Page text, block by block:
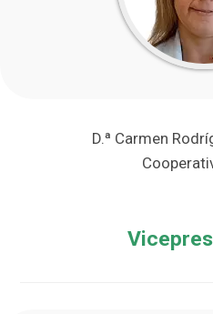
D.ª Carmen